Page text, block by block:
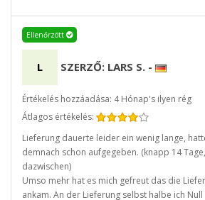
Ellenőrzött
L SZERZŐ: LARS S. -
Értékelés hozzáadása: 4 Hónap's ilyen rég
Átlagos értékelés:
Lieferung dauerte leider ein wenig lange,
demnach schon aufgegeben. (knapp 14
dazwischen)
Umso mehr hat es mich gefreut das die
ankam. An der Lieferung selbst halbe ich